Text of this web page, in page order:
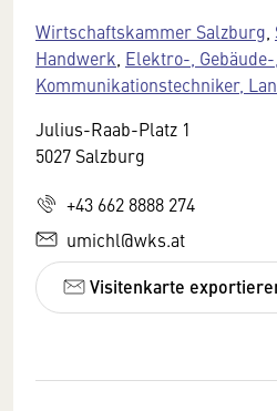
Wirtschaftskammer Salzburg
Handwerk Elektro-,
Kommunikationstechniker,
Julius-Raab-Platz 1
5027 Salzburg
+43 662 8888 274
umichl@wks.at
Visitenkarte